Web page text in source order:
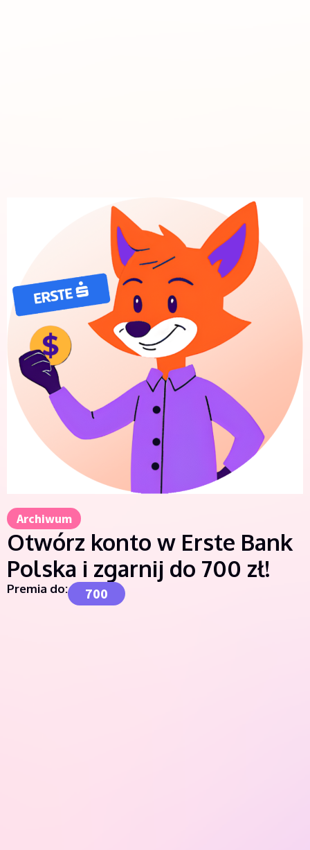
Archiwum
Otwórz konto w Erste Bank
Polska i zgarnij do 700 zł!
Premia do: 700